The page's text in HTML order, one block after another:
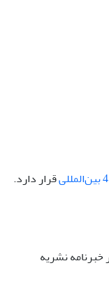
قرار دارد.
خبرنامه نشریه